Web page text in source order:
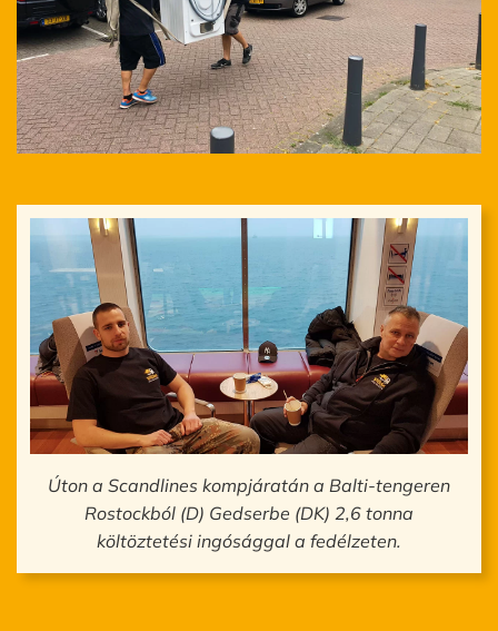
Úton a Scandlines kompjáratán a Balti-tengeren
Rostockból (D) Gedserbe (DK) 2,6 tonna
költöztetési ingósággal a fedélzeten.